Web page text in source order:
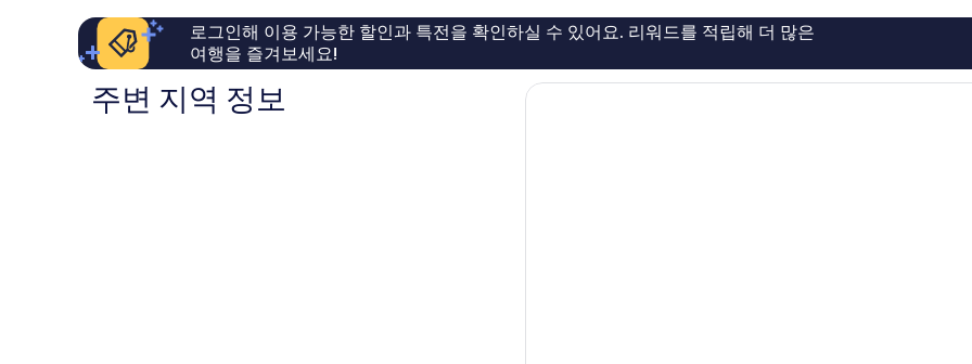
이
후
기
615
다
툭
라
이
용
기
로그인해 이용 가능한 할인과 특전을 확인하실 수 있어요. 리워드를 적립해 더 많은
여행을 즐겨보세요!
주변 지역 정보